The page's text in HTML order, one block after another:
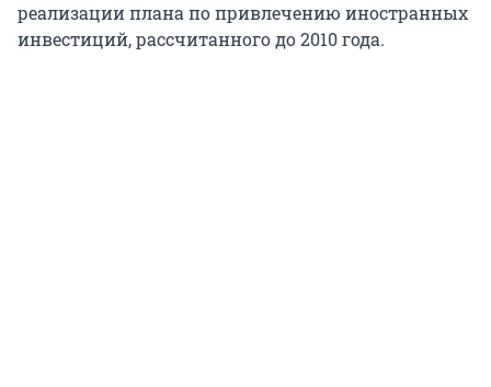
реализации плана по привлечению иностранных
инвестиций, рассчитанного до 2010 года.